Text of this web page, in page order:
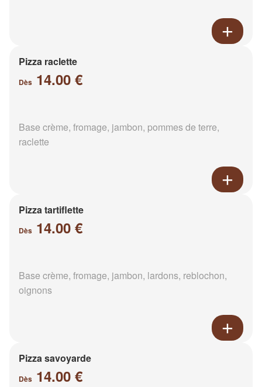
Pizza raclette
Dès 14.00 €
Base crème, fromage, jambon, pommes de terre,
raclette
Pizza tartiflette
Dès 14.00 €
Base crème, fromage, jambon, lardons, reblochon,
oignons
Pizza savoyarde
Dès 14.00 €